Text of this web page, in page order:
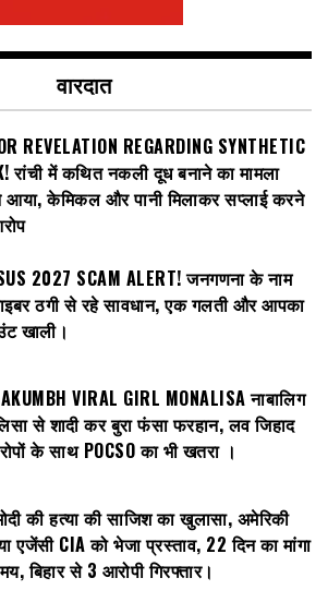
वारदात
REVELATION REGARDING SYNTHETIC
रांची में कथित नकली दूध बनाने का मामला
आया, केमिकल और पानी मिलाकर सप्लाई करने
2027 SCAM ALERT! जनगणना के नाम
ठगी से रहे सावधान, एक गलती और आपका
खाली।
VIRAL GIRL MONALISA नाबालिग
से शादी कर बुरा फंसा फरहान, लव जिहाद
के साथ POCSO का भी खतरा ।
की हत्या की साजिश का खुलासा, अमेरिकी
एजेंसी CIA को भेजा प्रस्ताव, 22 दिन का मांगा
बिहार से 3 आरोपी गिरफ्तार।